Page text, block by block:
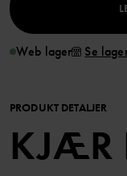
Web lager Se
PRODUKT DETALJER
KJÆR